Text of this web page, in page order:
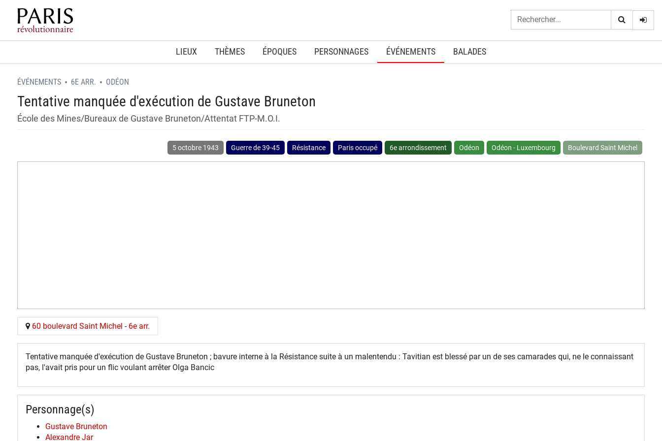
Home
LIEUX THÈMES ÉPOQUES PERSONNAGES ÉVÉNEMENTS BALADES
ÉVÉNEMENTS 6E ARR. ODÉON
Tentative manquée d'exécution de Gustave Bruneton
École des Mines/Bureaux de Gustave Bruneton/Attentat FTP-M.O.I.
5 octobre 1943 Guerre de 39-45 Résistance Paris occupé 6e arrondissement Odéon Odéon - Luxembourg Boulevard Saint Michel
60 boulevard Saint Michel - 6e arr.
Tentative manquée d'exécution de Gustave Bruneton ; bavure interne à la Résistance suite à un malentendu : Tavitian est blessé par un de ses camarades qui, ne le connaissant
pas, l'avait pris pour un flic voulant arrêter Olga Bancic
Personnage(s)
Gustave Bruneton
Alexandre Jar